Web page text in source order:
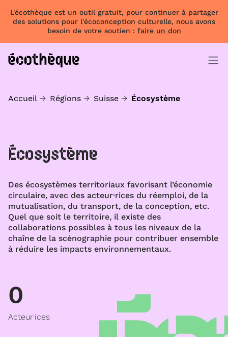
L'écothèque est un outil gratuit, pour continuer à partager
des solutions pour l'écoconception culturelle, nous avons
besoin de votre soutien : faire un don
Accueil Régions Suisse Écosystème
Écosystème
Des écosystèmes territoriaux favorisant l’économie
circulaire, avec des acteur·rices du réemploi, de la
mutualisation, du transport, de la conception, etc.
Quel que soit le territoire, il existe des
collaborations possibles à tous les niveaux de la
chaîne de la scénographie pour contribuer ensemble
à réduire les impacts environnementaux.
0
Acteur·ices